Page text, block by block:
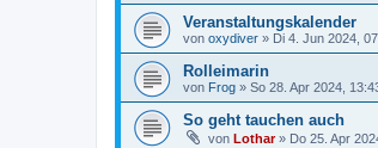
Veranstaltungskalender
von oxydiver » Di 4. Jun 2024,
Rolleimarin
von Frog » So 28. Apr 2024,
So geht tauchen auch
von Lothar» Do 25. Apr